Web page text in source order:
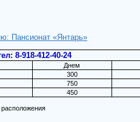
Пансионат «Янтарь»
8-918-412-40-24
Днем
300
750
450